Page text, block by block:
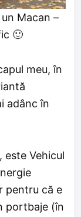
Macan –
🙂
meu, în
adânc în
este Vehicul
pentru că e
portbaje (în